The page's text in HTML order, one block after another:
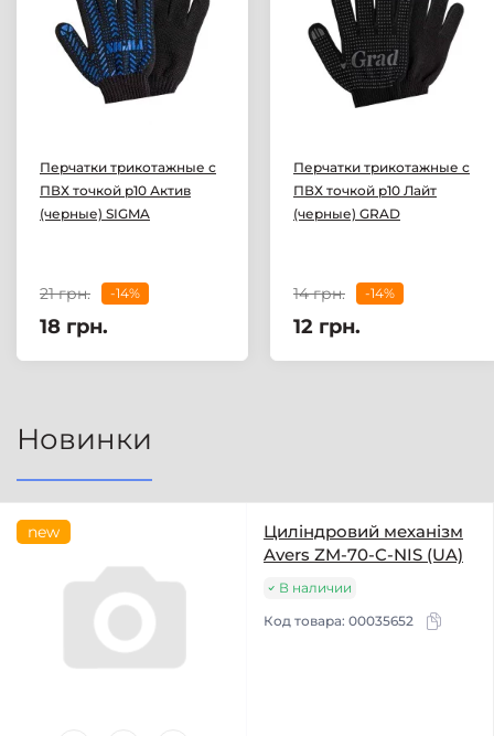
Перчатки трикотажные с
ПВХ точкой р10 Актив
(черные) SIGMA
21 грн. -14%
18 грн.
Перчатки трикотажные с
ПВХ точкой р10 Лайт
(черные) GRAD
14 грн. -14%
12 грн.
Новинки
new
Циліндровий механізм
Avers ZM-70-C-NIS (UA)
В наличии
Код товара: 00035652